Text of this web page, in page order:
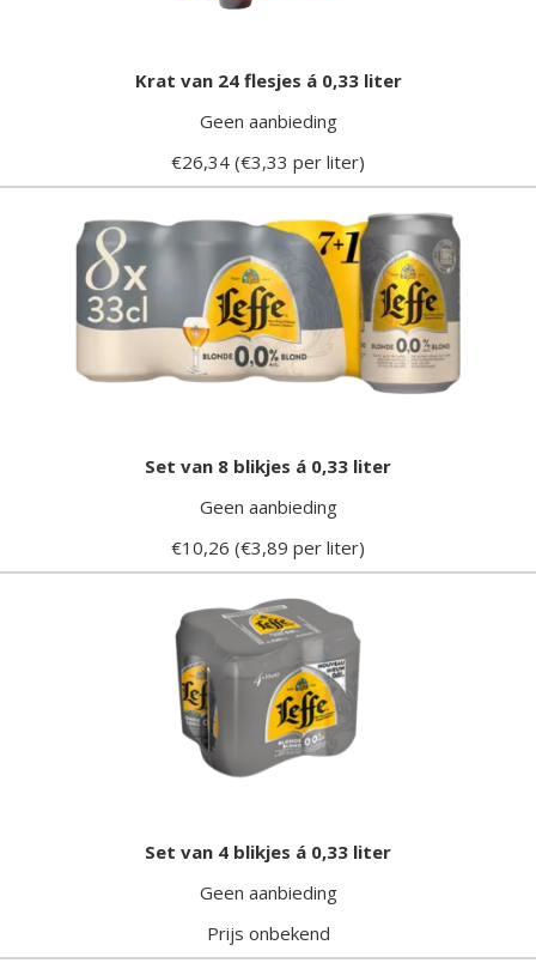
Krat van 24 flesjes á 0,33 liter
Geen aanbieding
€26,34 (€3,33 per liter)
Set van 8 blikjes á 0,33 liter
Geen aanbieding
€10,26 (€3,89 per liter)
Set van 4 blikjes á 0,33 liter
Geen aanbieding
Prijs onbekend